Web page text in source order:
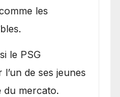
les
le PSG
de ses jeunes
du mercato.